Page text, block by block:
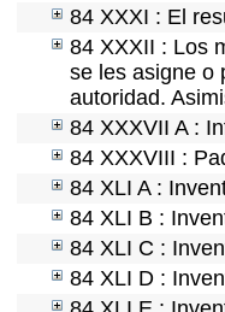
84 XXXI : El
84 XXXII : Los
se les asigne o
autoridad.
84 XXXVII A :
84 XXXVIII :
84 XLI A :
84 XLI B :
84 XLI C :
84 XLI D :